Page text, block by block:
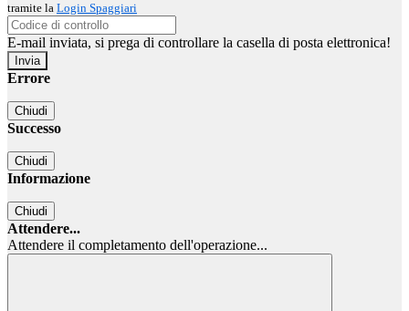
tramite la Login Spaggiari
E-mail inviata, si prega di controllare la casella di posta elettronica!
Errore
Chiudi
Successo
Chiudi
Informazione
Chiudi
Attendere...
Attendere il completamento dell'operazione...